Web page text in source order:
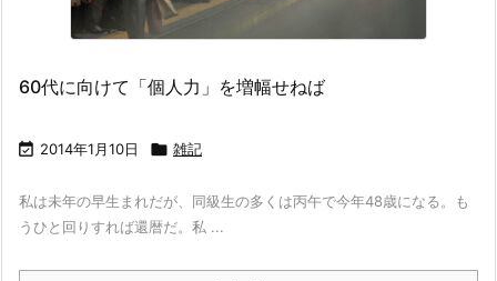
60代に向けて「個人力」を増幅せねば
 2014年1月10日  雑記
私は未年の早生まれだが、同級生の多くは丙午で今年48歳になる。も
うひと回りすれば還暦だ。私 ...